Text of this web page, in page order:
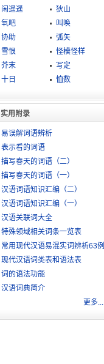
闲遥遥
狄山
氧吧
叫唤
协助
弧矢
雪恨
怪模怪样
芥末
写定
十日
恤数
实用附录
易误解词语辨析
表示看的词语
描写春天的词语（二）
描写春天的词语（一）
汉语词语知识汇编（二）
汉语词语知识汇编（一）
汉语关联词大全
特殊领域相关词条一览表
常用现代汉语易混实词辨析63例
现代汉语词类表和语法表
词的语法功能
汉语词典简介
更多...